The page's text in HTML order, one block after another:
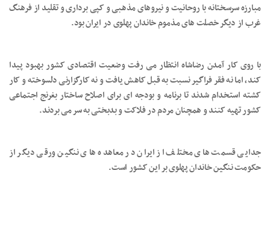
مبارزه سرسختانه با روحانیت و نیروهای مذهبی و کپی برداری و تقلید از فرهنگ
غرب از دیگر خصلت های مذموم خاندان پهلوی در ایران بود.
با روی کار آمدن رضاشاه انتظار می رفت وضعیت اقتصادی کشور بهبود پیدا
کند، اما نه فقر فراگیر نسبت به قبل کاهش یافت و نه کارگزارنی دلسوخته و کار
کشته استخدام شدند تا برنامه و بودجه ای برای اصلاح ساختار بغرنج اجتماعی
کشور تهیه کنند و همچنان مردم در فلاکت و بدبختی به سر می بردند.
جدایی قسمت های مختلف از ایران در معاهده های ننگین ورقی دیگر از
حکومت ننگین خاندان پهلوی بر این کشور است.